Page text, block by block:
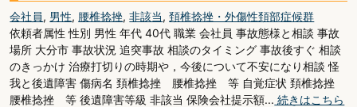
会社員, 男性, 腰椎捻挫,非該当,頚椎捻挫・外傷性頚部症候群
依頼者属性 性別 男性 年代 40代 職業 会社員 事故態様と相談 事故
場所 大分市 事故状況 追突事故 相談のタイミング 事故後すぐ 相談
のきっかけ 治療打切りの時期や，今後について不安になり相談 怪
我と後遺障害 傷病名 頚椎捻挫 腰椎捻挫 等 自覚症状 頚椎捻挫
腰椎捻挫 等 後遺障害等級 非該当 保険会社提示額... 続きはこちら